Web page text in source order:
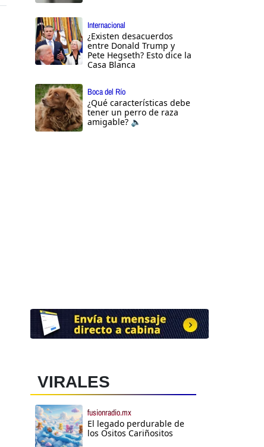
Internacional
¿Existen desacuerdos
entre Donald Trump y
Pete Hegseth? Esto dice la
Casa Blanca
Boca del Río
¿Qué características debe
tener un perro de raza
amigable? 🔈
VIRALES
fusionradio.mx
El legado perdurable de
los Ositos Cariñositos